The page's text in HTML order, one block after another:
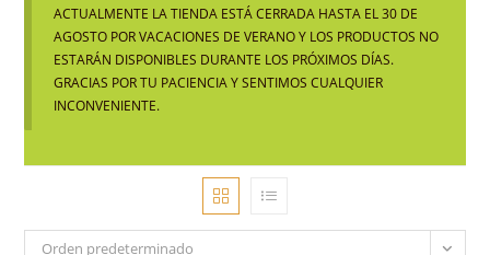
ACTUALMENTE LA TIENDA ESTÁ CERRADA HASTA EL 30 DE
AGOSTO POR VACACIONES DE VERANO Y LOS PRODUCTOS NO
ESTARÁN DISPONIBLES DURANTE LOS PRÓXIMOS DÍAS.
GRACIAS POR TU PACIENCIA Y SENTIMOS CUALQUIER
INCONVENIENTE.
Orden predeterminado